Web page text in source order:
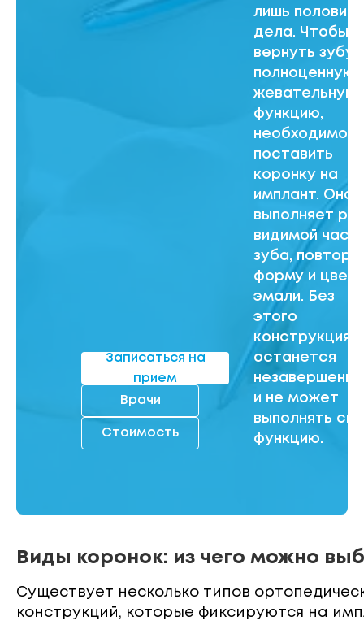
Записаться на
прием
Врачи
Стоимость
лишь половина
дела. Чтобы
вернуть зубу
полноценную
жевательную
функцию,
необходимо
поставить
коронку на
имплант. Она
выполняет
видимой
зуба,
форму и цвет
эмали. Без
этого
конструкция
останется
и не может
выполнять
функцию.
Виды коронок: из чего можно
Существует несколько типов
конструкций, которые фиксируются на